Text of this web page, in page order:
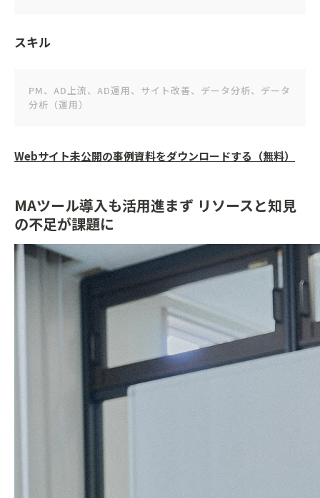
スキル
PM、AD上流、AD運用、サイト改善、データ分析、データ
分析（運用）
Webサイト未公開の事例資料をダウンロードする（無料）
MAツール導入も活用進まず リソースと知見
の不足が課題に